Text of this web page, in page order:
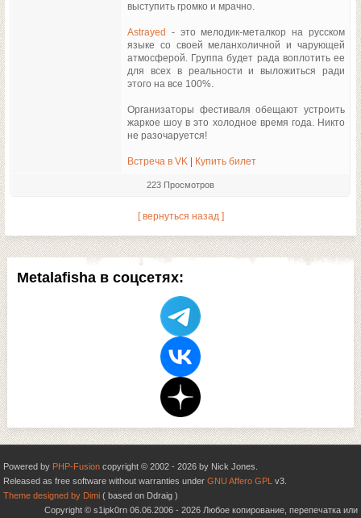
Metalafisha в соцсетях:
выступить громко и мрачно.
Astrayed
- это мелодик-металкор на русском
языке со своей меланхоличной и чарующей
атмосферой. Группа будет рада воплотить ее
для всех в реальности и выложиться ради
этого на все 100%.
Организаторы фестиваля обещают устроить
жаркое шоу в это холодное время года. Никто
не разочаруется!
Встреча в VK Купить билет
223 Просмотров
[ вернуться назад ]
Powered by PHP-Fusion copyright © 2002 - 2026 by Nick Jones.
Released as free software without warranties under GNU Affero GPL v3.
Theme designed by Dimi ( based on Ddraig )
Copyright © s1ipk0rn 06.06.2006 - 2026 Любое копирование, перепечатка или